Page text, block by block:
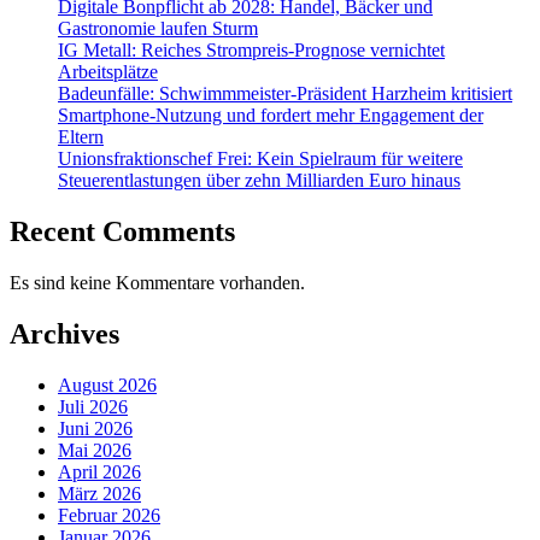
Digitale Bonpflicht ab 2028: Handel, Bäcker und
Gastronomie laufen Sturm
IG Metall: Reiches Strompreis-Prognose vernichtet
Arbeitsplätze
Badeunfälle: Schwimmmeister-Präsident Harzheim kritisiert
Smartphone-Nutzung und fordert mehr Engagement der
Eltern
Unionsfraktionschef Frei: Kein Spielraum für weitere
Steuerentlastungen über zehn Milliarden Euro hinaus
Recent Comments
Es sind keine Kommentare vorhanden.
Archives
August 2026
Juli 2026
Juni 2026
Mai 2026
April 2026
März 2026
Februar 2026